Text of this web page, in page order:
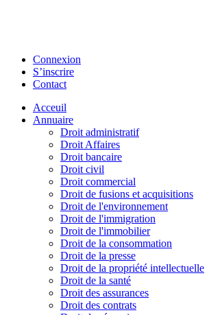
Connexion
S’inscrire
Contact
Acceuil
Annuaire
Droit administratif
Droit Affaires
Droit bancaire
Droit civil
Droit commercial
Droit de fusions et acquisitions
Droit de l'environnement
Droit de l'immigration
Droit de l'immobilier
Droit de la consommation
Droit de la presse
Droit de la propriété intellectuelle
Droit de la santé
Droit des assurances
Droit des contrats